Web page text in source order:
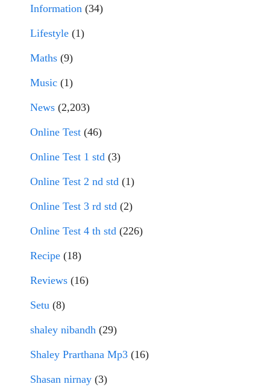
Information (34)
Lifestyle (1)
Maths (9)
Music (1)
News (2,203)
Online Test (46)
Online Test 1 std (3)
Online Test 2 nd std (1)
Online Test 3 rd std (2)
Online Test 4 th std (226)
Recipe (18)
Reviews (16)
Setu (8)
shaley nibandh (29)
Shaley Prarthana Mp3 (16)
Shasan nirnay (3)